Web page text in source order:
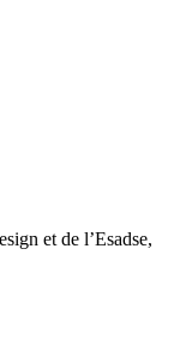
et de l’Esadse,